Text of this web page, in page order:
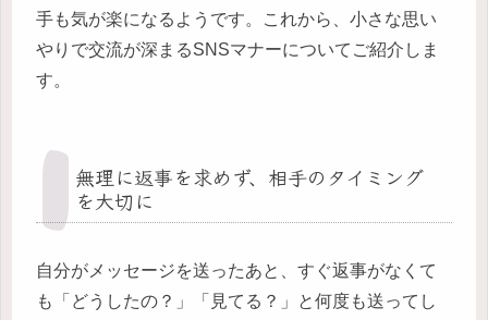
手も気が楽になるようです。これから、小さな思い
やりで交流が深まるSNSマナーについてご紹介しま
す。
無理に返事を求めず、相手のタイミング
を大切に
自分がメッセージを送ったあと、すぐ返事がなくて
も「どうしたの？」「見てる？」と何度も送ってし